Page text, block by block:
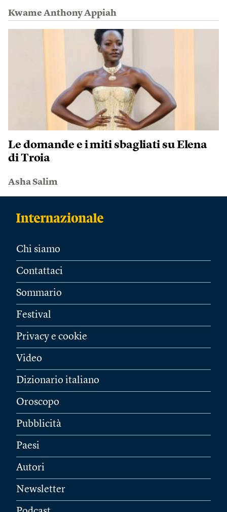
Kwame Anthony Appiah
Le domande e i miti sbagliati su Elena
di Troia
Asha Salim
Chi siamo
Contattaci
Sommario
Festival
Privacy e cookie
Video
Dizionario italiano
Oroscopo
Pubblicità
Paesi
Autori
Newsletter